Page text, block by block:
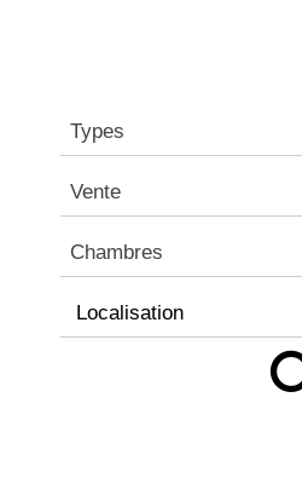
Types
Vente
Chambres
Localisation